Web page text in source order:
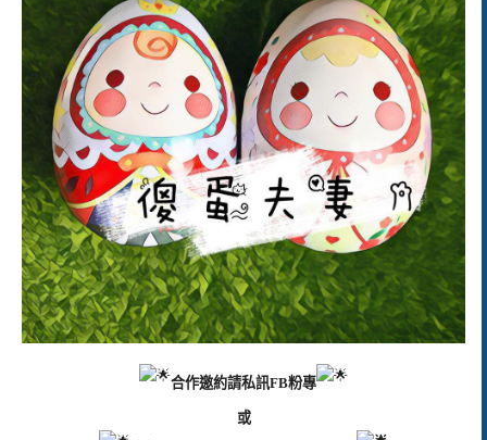
合作邀約請私訊FB粉專
或